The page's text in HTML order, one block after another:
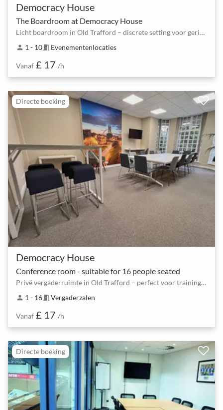
Democracy House
The Boardroom at Democracy House
Licht boardroom in Old Trafford – discrete setting voor gerichte vergaderingen
person 1 - 10meeting_room Evenementenlocaties
Vanaf £ 17 /h
Directe boeking
Democracy House
Conference room - suitable for 16 people seated
Privé vergaderruimte in Old Trafford – perfect voor trainingen en sessies
person 1 - 16meeting_room Vergaderzalen
Vanaf £ 17 /h
Directe boeking